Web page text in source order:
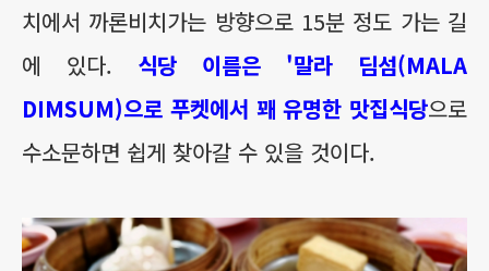
치에서 까론비치가는 방향으로 15분 정도 가는 길
에 있다. 식당 이름은 '말라 딤섬(MALA
DIMSUM)으로 푸켓에서 꽤 유명한 맛집식당으로
수소문하면 쉽게 찾아갈 수 있을 것이다.